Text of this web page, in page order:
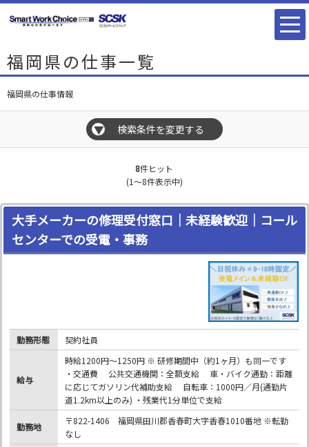
福岡県の仕事一覧
福岡県の仕事情報
▼ 検索条件を変更する
8件ヒット
(1～8件表示中)
大手メーカーの修理受付窓口｜未経験歓迎｜コール
センターでの受電・事務
勤務形態 契約社員
給与
時給1200円～1250円 ※ 研修期間中（約1ヶ月）も同一です
・交通費 公共交通機関：全額支給 車・バイク通勤：距離
に応じてガソリン代補助支給 自転車：1000円／月(通勤片
道1.2km以上のみ) ・残業代1分単位で支給
勤務地
〒822-1406 福岡県田川郡香春町大字香春1010番地 ※転勤
なし